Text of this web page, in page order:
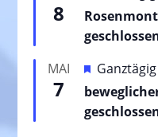
r
g
h
o
b
8
e
r
o
r
g
MAI
7
H
e
r
Ganztägig